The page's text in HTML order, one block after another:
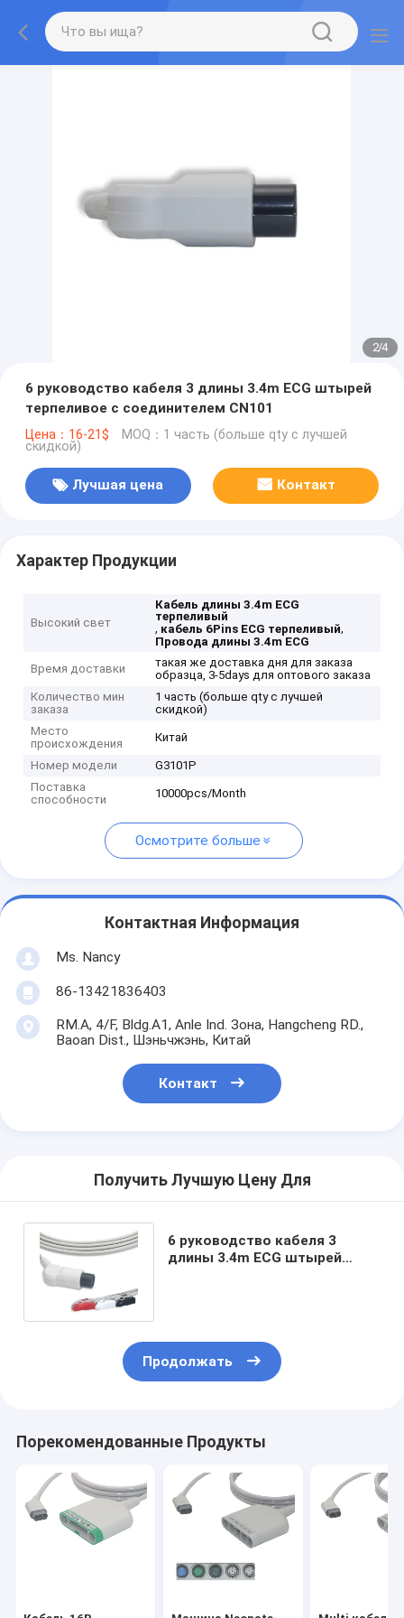
2/4
6 руководство кабеля 3 длины 3.4m ECG штырей
терпеливое с соединителем CN101
Цена：16-21$ MOQ：1 часть (больше qty с лучшей
скидкой)
Лучшая цена Контакт
Характер Продукции
Высокий свет
Кабель длины 3.4m ECG
терпеливый
, кабель 6Pins ECG терпеливый,
Провода длины 3.4m ECG
Время доставки
такая же доставка дня для заказа
образца, 3-5days для оптового заказа
Количество мин
заказа
1 часть (больше qty с лучшей
скидкой)
Место
происхождения
Китай
Номер модели
G3101P
Поставка
способности
10000pcs/Month
Осмотрите больше
Контактная Информация
Ms. Nancy
86-13421836403
RM.A, 4/F, Bldg.A1, Anle Ind. Зона, Hangcheng RD.,
Baoan Dist., Шэньчжэнь, Китай
Контакт
Получить Лучшую Цену Для
6 руководство кабеля 3
длины 3.4m ECG штырей
Продолжать
Порекомендованные Продукты